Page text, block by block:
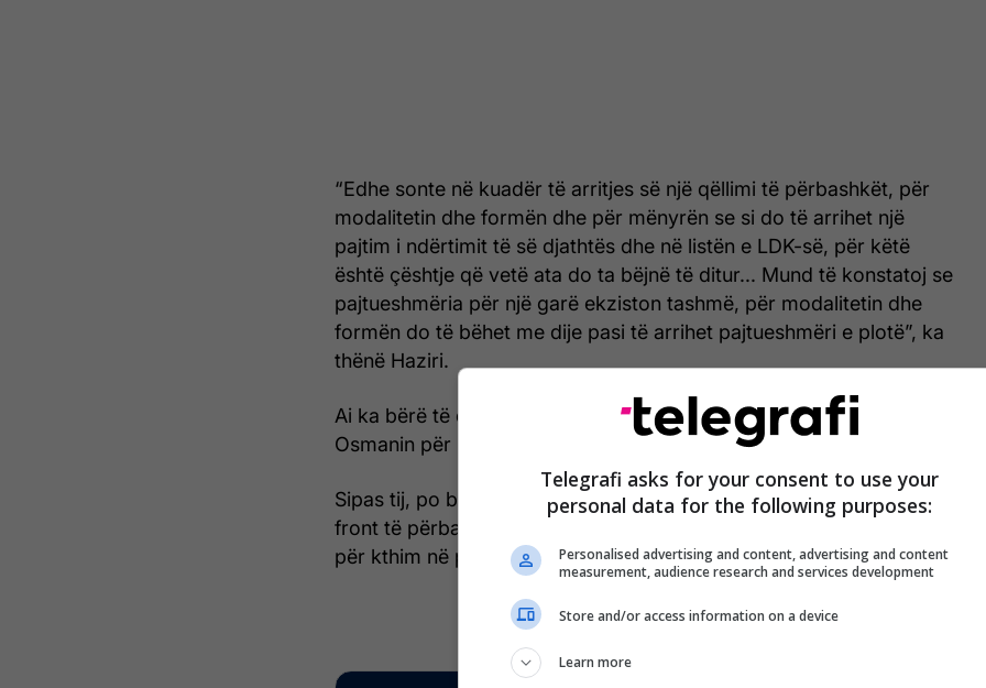
“Edhe sonte në kuadër të arritjes së një qëllimi të përbashkët, për
modalitetin dhe formën dhe për mënyrën se si do të arrihet një
pajtim i ndërtimit të së djathtës dhe në listën e LDK-së, për këtë
është çështje që vetë ata do ta bëjnë të ditur... Mund të konstatoj se
pajtueshmëria për një garë ekziston tashmë, për modalitetin dhe
formën do të bëhet me dije pasi të arrihet pajtueshmëri e plotë”, ka
thënë Haziri.
Ai ka bërë të ditur se nuk është takimi i parë i Abdixhikut me
Osmanin për këtë çështje.
Sipas tij, po bëhet fjalë për kthim në një garë të përbashkët, “në një
front të përbashkët”. Ai ka refuzuar të konfirmojë nëse bëhet fjalë
për kthim në parti pasi këto janë “çështje që po diskutohen”.
Telegrafi asks for your consent to use your
personal data for the following purposes:
Personalised advertising and content, advertising and content
measurement, audience research and services development
Store and/or access information on a device
Learn more